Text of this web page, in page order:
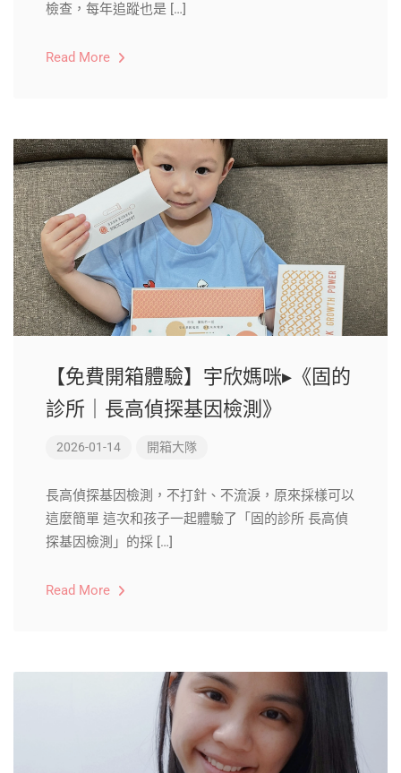
檢查，每年追蹤也是 […]
Read More
【免費開箱體驗】宇欣媽咪▸《固的
診所｜長高偵探基因檢測》
2026-01-14 開箱大隊
長高偵探基因檢測，不打針、不流淚，原來採樣可以
這麼簡單 這次和孩子一起體驗了「固的診所 長高偵
探基因檢測」的採 […]
Read More